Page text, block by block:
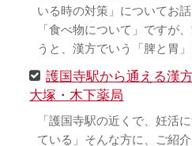
いる時の対策」についてお
「食べ物について」ですが
うと、漢方でいう「脾と胃
護国寺駅から通える漢
大塚・木下薬局
「護国寺駅の近くで、妊活
ている」そんな方に、ご紹